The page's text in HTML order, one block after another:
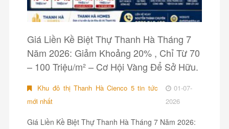
Giá Liền Kề Biệt Thự Thanh Hà Tháng 7
Năm 2026: Giảm Khoảng 20% , Chỉ Từ 70
– 100 Triệu/m² – Cơ Hội Vàng Để Sở Hữu.
Khu đô thị Thanh Hà Cienco 5 tin tức
mới nhất
01-07-
2026
Giá Liền Kề Biệt Thự Thanh Hà Tháng 7 Năm 2026: